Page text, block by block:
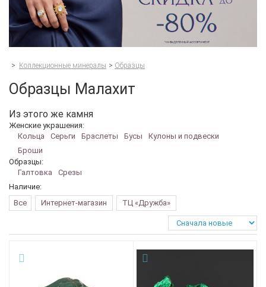
> Коллекционные минералы > Образцы
Образцы Малахит
Из этого же камня
Женские украшения:
Кольца
Серьги Браслеты Бусы
Кулоны и подвески
Броши
Образцы:
Галтовка
Срезы
Наличие:
Все
Интернет-магазин ТЦ «Дружба»